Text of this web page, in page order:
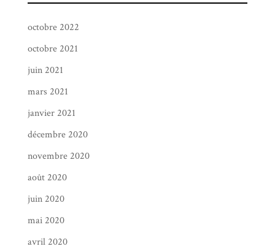
octobre 2022
octobre 2021
juin 2021
mars 2021
janvier 2021
décembre 2020
novembre 2020
août 2020
juin 2020
mai 2020
avril 2020